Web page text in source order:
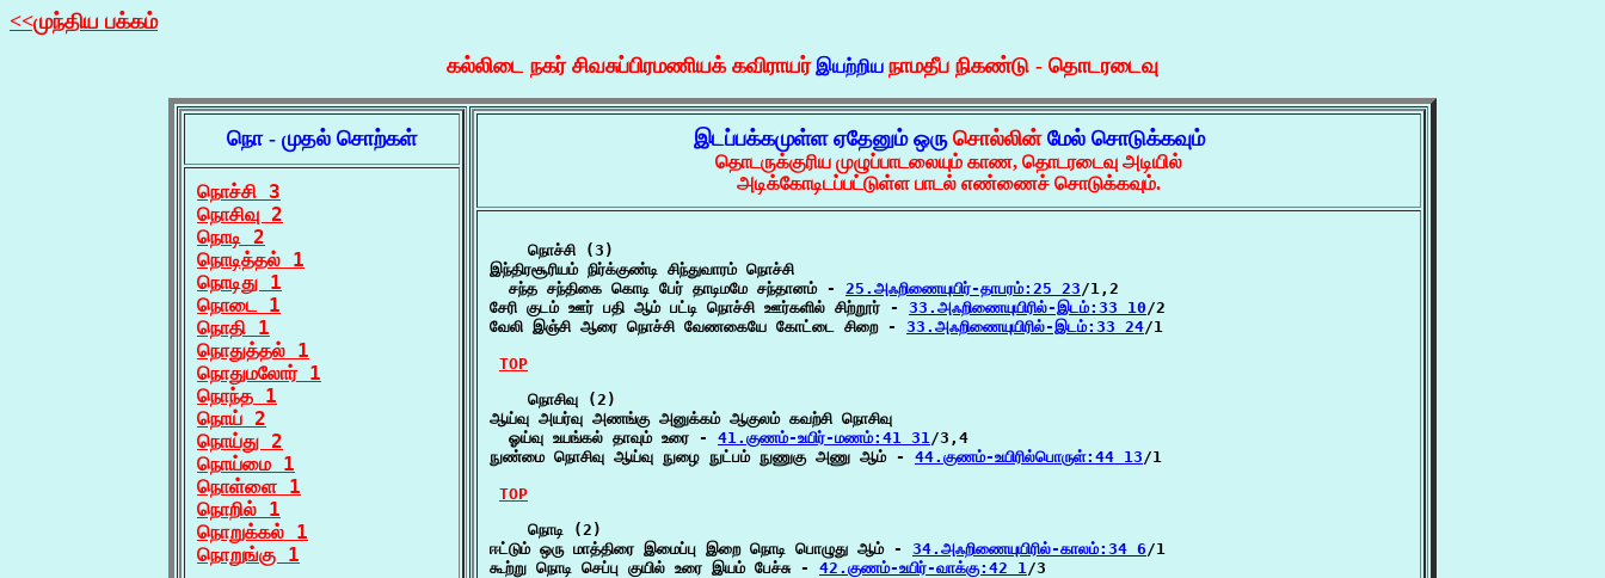
<<முந்திய பக்கம்
கல்லிடை நகர் சிவசுப்பிரமணியக் கவிராயர் இயற்றிய நாமதீப நிகண்டு - தொடரடைவு
நொ - முதல் சொற்கள்
நொச்சி 3
நொசிவு 2
நொடி 2
நொடித்தல் 1
நொடிது 1
நொடை 1
நொதி 1
நொதுத்தல் 1
நொதுமலோர் 1
நொந்த 1
நொய் 2
நொய்து 2
நொய்மை 1
நொள்ளை 1
நொறில் 1
நொறுக்கல் 1
நொறுங்கு 1
இடப்பக்கமுள்ள ஏதேனும் ஒரு சொல்லின் மேல் சொடுக்கவும்
தொடருக்குரிய முழுப்பாடலையும் காண, தொடரடைவு அடியில்
அடிக்கோடிடப்பட்டுள்ள பாடல் எண்ணைச் சொடுக்கவும்.
    நொச்சி (3)
இந்திரசூரியம் நிர்க்குண்டி சிந்துவாரம் நொச்சி
  சந்த சந்திகை கொடி பேர் தாடிமமே சந்தானம் -
25.அஃறிணையுயிர்-தாபரம்:25 23/1,2
சேரி குடம் ஊர் பதி ஆம் பட்டி நொச்சி ஊர்களில் சிற்றூர் - 33.அஃறிணையுயிரில்-இடம்:33 10/2
வேலி இஞ்சி ஆரை நொச்சி வேணகையே கோட்டை சிறை - 33.அஃறிணையுயிரில்-இடம்:33 24/1
TOP
    நொசிவு (2)
ஆய்வு அயர்வு அணங்கு அனுக்கம் ஆகுலம் கவற்சி நொசிவு
  ஓய்வு உயங்கல் தாவும் உரை -
41.குணம்-உயிர்-மணம்:41 31/3,4
நுண்மை நொசிவு ஆய்வு நுழை நுட்பம் நுணுகு அணு ஆம் - 44.குணம்-உயிரில்பொருள்:44 13/1
TOP
    நொடி (2)
ஈட்டும் ஒரு மாத்திரை இமைப்பு இறை நொடி பொழுது ஆம் - 34.அஃறிணையுயிரில்-காலம்:34 6/1
கூற்று நொடி செப்பு குயில் உரை இயம் பேச்சு - 42.குணம்-உயிர்-வாக்கு:42 1/3